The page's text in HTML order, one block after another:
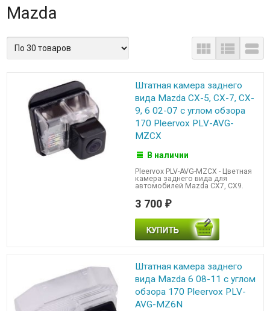
Mazda
  
Штатная камера заднего
вида Mazda CX-5, CX-7, CX-
9, 6 02-07 с углом обзора
170 Pleervox PLV-AVG-
MZCX
В наличии
Pleervox PLV-AVG-MZCX - Цветная
камера заднего вида для
автомобилей Mazda CX7, CX9.
3 700 ₽
Штатная камера заднего
вида Mazda 6 08-11 с углом
обзора 170 Pleervox PLV-
AVG-MZ6N